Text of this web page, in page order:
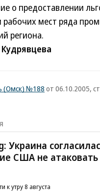
о предоставлении
рабочих мест ряда
региона.
(Омск) №188 от 06.10.2005,
Украина
США не
к утру 8 августа